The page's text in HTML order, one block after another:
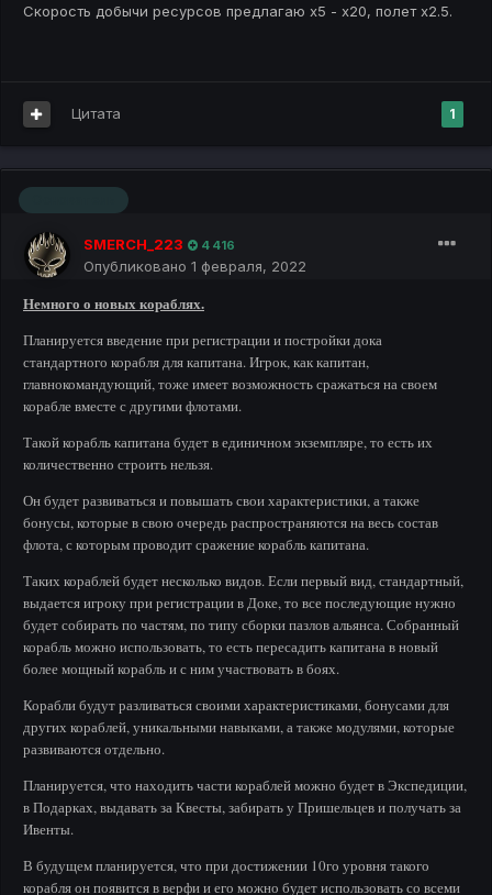
Скорость добычи ресурсов предлагаю х5 - х20, полет х2.5.
1
Цитата
SMERCH_223 4 416
Опубликовано 1 февраля, 2022
Немного о новых кораблях.
Планируется введение при регистрации и постройки дока
стандартного корабля для капитана. Игрок, как капитан,
главнокомандующий, тоже имеет возможность сражаться на своем
корабле вместе с другими флотами.
Такой корабль капитана будет в единичном экземпляре, то есть их
количественно строить нельзя.
Он будет развиваться и повышать свои характеристики, а также
бонусы, которые в свою очередь распространяются на весь состав
флота, с которым проводит сражение корабль капитана.
Таких кораблей будет несколько видов. Если первый вид, стандартный,
выдается игроку при регистрации в Доке, то все последующие нужно
будет собирать по частям, по типу сборки пазлов альянса. Собранный
корабль можно использовать, то есть пересадить капитана в новый
более мощный корабль и с ним участвовать в боях.
Корабли будут разливаться своими характеристиками, бонусами для
других кораблей, уникальными навыками, а также модулями, которые
развиваются отдельно.
Планируется, что находить части кораблей можно будет в Экспедиции,
в Подарках, выдавать за Квесты, забирать у Пришельцев и получать за
Ивенты.
В будущем планируется, что при достижении 10го уровня такого
корабля он появится в верфи и его можно будет использовать со всеми